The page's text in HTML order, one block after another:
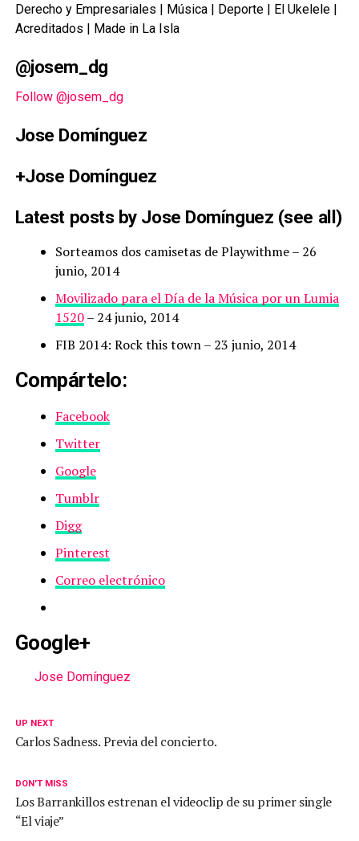
Derecho y Empresariales | Música | Deporte | El Ukelele |
Acreditados | Made in La Isla
@josem_dg
Follow @josem_dg
Jose Domínguez
+Jose Domínguez
Latest posts by Jose Domínguez (see all)
Sorteamos dos camisetas de Playwithme– 26
junio, 2014
Movilizado para el Día de la Música por un Lumia
1520– 24 junio, 2014
FIB 2014: Rock this town– 23 junio, 2014
Compártelo:
Facebook
Twitter
Google
Tumblr
Digg
Pinterest
Correo electrónico
Google+
Jose Domínguez
UP NEXT
Carlos Sadness. Previa del concierto.
DON'T MISS
Los Barrankillos estrenan el videoclip de su primer single
“El viaje”